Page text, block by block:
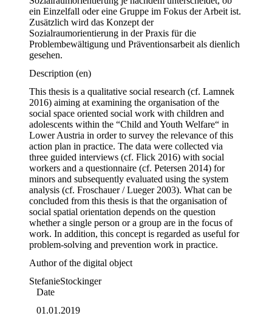
ein Einzelfall oder eine Gruppe im Fokus der Arbeit ist.
Zusätzlich wird das Konzept der
Sozialraumorientierung in der Praxis für die
Problembewältigung und Präventionsarbeit als dienlich
gesehen.
Description (en)
This thesis is a qualitative social research (cf. Lamnek
2016) aiming at examining the organisation of the
social space oriented social work with children and
adolescents within the “Child and Youth Welfare“ in
Lower Austria in order to survey the relevance of this
action plan in practice. The data were collected via
three guided interviews (cf. Flick 2016) with social
workers and a questionnaire (cf. Petersen 2014) for
minors and subsequently evaluated using the system
analysis (cf. Froschauer / Lueger 2003). What can be
concluded from this thesis is that the organisation of
social spatial orientation depends on the question
whether a single person or a group are in the focus of
work. In addition, this concept is regarded as useful for
problem-solving and prevention work in practice.
Author of the digital object
StefanieStockinger
Date
01.01.2019